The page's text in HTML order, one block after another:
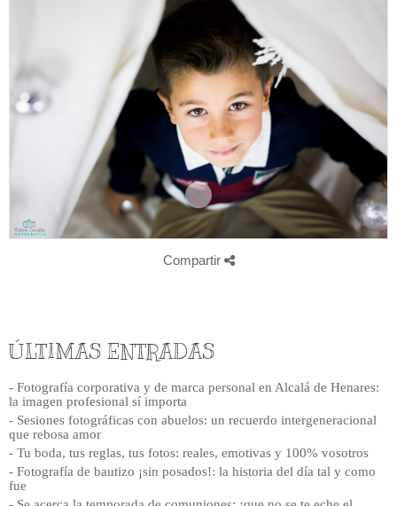
Compartir
ÚLTIMAS ENTRADAS
- Fotografía corporativa y de marca personal en Alcalá de Henares:
la imagen profesional sí importa
- Sesiones fotográficas con abuelos: un recuerdo intergeneracional
que rebosa amor
- Tu boda, tus reglas, tus fotos: reales, emotivas y 100% vosotros
- Fotografía de bautizo ¡sin posados!: la historia del día tal y como
fue